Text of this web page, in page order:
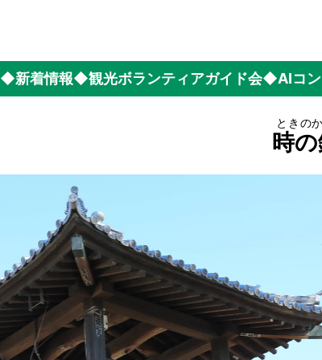
◆新着情報◆観光ボランティアガイド会◆AIコン
時
ときの